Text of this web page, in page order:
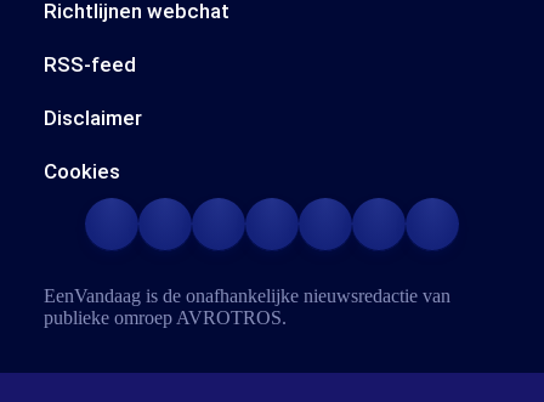
Richtlijnen webchat
RSS-feed
Disclaimer
Cookies
EenVandaag is de onafhankelijke nieuwsredactie van
publieke omroep AVROTROS.